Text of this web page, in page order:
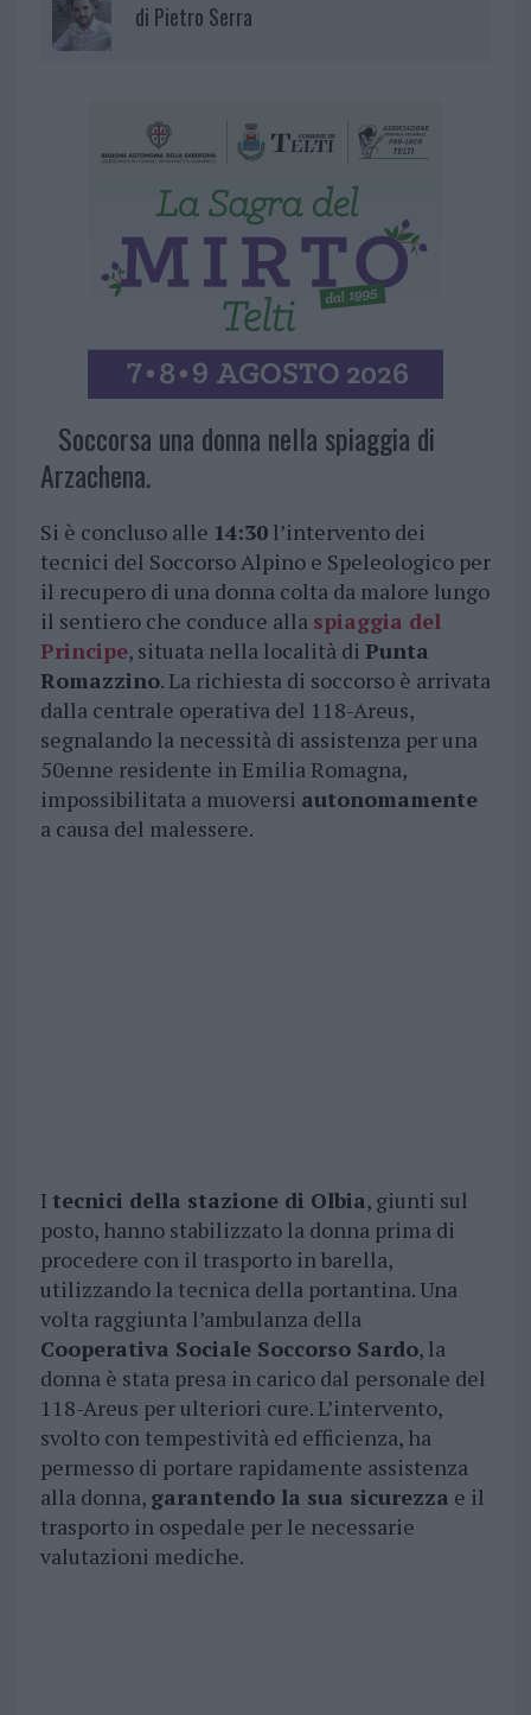
di Pietro Serra
Soccorsa una donna nella spiaggia di
Arzachena.
Si è concluso alle 14:30l’intervento dei
tecnici del Soccorso Alpino e Speleologico per
il recupero di una donna colta da malore lungo
il sentiero che conduce alla spiaggia del
Principe, situata nella località di Punta
Romazzino. La richiesta di soccorso è arrivata
dalla centrale operativa del 118-Areus,
segnalando la necessità di assistenza per una
50enne residente in Emilia Romagna,
impossibilitata a muoversi autonomamente
a causa del malessere.
I tecnici della stazione di Olbia, giunti sul
posto, hanno stabilizzato la donna prima di
procedere con il trasporto in barella,
utilizzando la tecnica della portantina. Una
volta raggiunta l’ambulanza della
Cooperativa Sociale Soccorso Sardo, la
donna è stata presa in carico dal personale del
118-Areus per ulteriori cure. L’intervento,
svolto con tempestività ed efficienza, ha
permesso di portare rapidamente assistenza
alla donna, garantendo la sua sicurezza e il
trasporto in ospedale per le necessarie
valutazioni mediche.